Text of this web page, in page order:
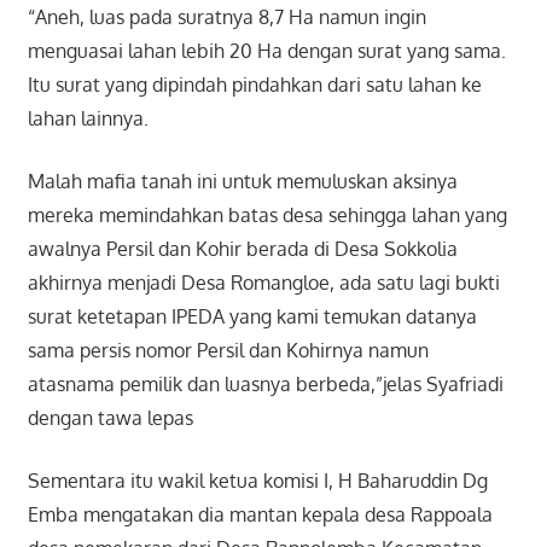
“Aneh, luas pada suratnya 8,7 Ha namun ingin
menguasai lahan lebih 20 Ha dengan surat yang sama.
Itu surat yang dipindah pindahkan dari satu lahan ke
lahan lainnya.
Malah mafia tanah ini untuk memuluskan aksinya
mereka memindahkan batas desa sehingga lahan yang
awalnya Persil dan Kohir berada di Desa Sokkolia
akhirnya menjadi Desa Romangloe, ada satu lagi bukti
surat ketetapan IPEDA yang kami temukan datanya
sama persis nomor Persil dan Kohirnya namun
atasnama pemilik dan luasnya berbeda,”jelas Syafriadi
dengan tawa lepas
Sementara itu wakil ketua komisi I, H Baharuddin Dg
Emba mengatakan dia mantan kepala desa Rappoala